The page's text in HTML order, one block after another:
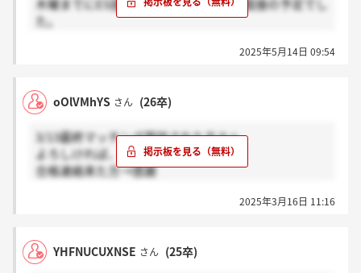
木曜までにES提出、翌週の土曜に一次面接の予定でし
た。
曜日の時点で連絡来ていたら感謝、来ていなかったら
ホント？で教えてほしいです
2025年5月14日 09:54
oOlVMhYS さん (26卒)
3/13最終マッチング面談された方々へ
よろしければ、
合格連絡来た方→感謝
2025年3月16日 11:16
YHFNUCUXNSE さん (25卒)